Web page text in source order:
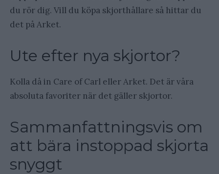
du rör dig. Vill du köpa skjorthållare så hittar du
det på Arket.
Ute efter nya skjortor?
Kolla då in Care of Carl eller Arket. Det är våra
absoluta favoriter när det gäller skjortor.
Sammanfattningsvis om
att bära instoppad skjorta
snyggt